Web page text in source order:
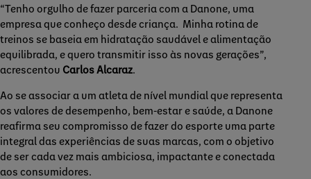
“Tenho orgulho de fazer parceria com a Danone, uma
empresa que conheço desde criança. Minha rotina de
treinos se baseia em hidratação saudável e alimentação
equilibrada, e quero transmitir isso às novas gerações”,
acrescentou Carlos Alcaraz.
Ao se associar a um atleta de nível mundial que representa
os valores de desempenho, bem-estar e saúde, a Danone
reafirma seu compromisso de fazer do esporte uma parte
integral das experiências de suas marcas, com o objetivo
de ser cada vez mais ambiciosa, impactante e conectada
aos consumidores.